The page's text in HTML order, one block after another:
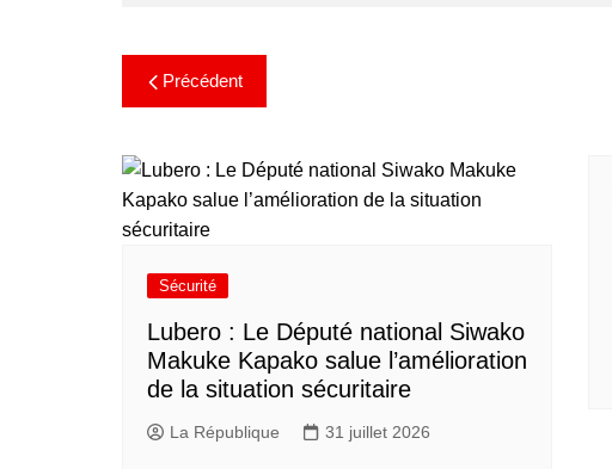
Précédent
Sécurité
Lubero : Le Député national Siwako
Makuke Kapako salue l’amélioration
de la situation sécuritaire
La République 31 juillet 2026